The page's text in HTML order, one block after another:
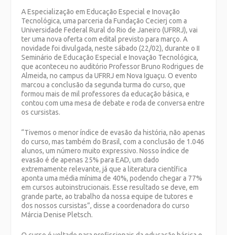
A Especialização em Educação Especial e Inovação
Tecnológica, uma parceria da Fundação Cecierj com a
Universidade Federal Rural do Rio de Janeiro (UFRRJ), vai
ter uma nova oferta com edital previsto para março. A
novidade foi divulgada, neste sábado (22/02), durante o II
Seminário de Educação Especial e Inovação Tecnológica,
que aconteceu no auditório Professor Bruno Rodrigues de
Almeida, no campus da UFRRJ em Nova Iguaçu. O evento
marcou a conclusão da segunda turma do curso, que
formou mais de mil professores da educação básica, e
contou com uma mesa de debate e roda de conversa entre
os cursistas.
“Tivemos o menor índice de evasão da história, não apenas
do curso, mas também do Brasil, com a conclusão de 1.046
alunos, um número muito expressivo. Nosso índice de
evasão é de apenas 25% para EAD, um dado
extremamente relevante, já que a literatura científica
aponta uma média mínima de 40%, podendo chegar a 77%
em cursos autoinstrucionais. Esse resultado se deve, em
grande parte, ao trabalho da nossa equipe de tutores e
dos nossos cursistas”, disse a coordenadora do curso
Márcia Denise Pletsch.